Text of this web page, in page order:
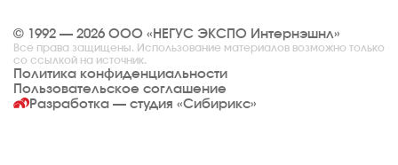
© 1992 — 2026 ООО «НЕГУС ЭКСПО Интернэшнл»
Все права защищены. Использование материалов возможно только
со ссылкой на источник.
Политика конфиденциальности
Пользовательское соглашение
Разработка — студия «Сибирикс»